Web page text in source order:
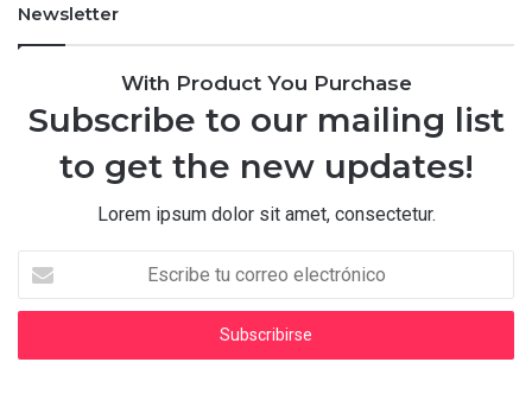
Newsletter
With Product You Purchase
Subscribe to our mailing list
to get the new updates!
Lorem ipsum dolor sit amet, consectetur.
correo